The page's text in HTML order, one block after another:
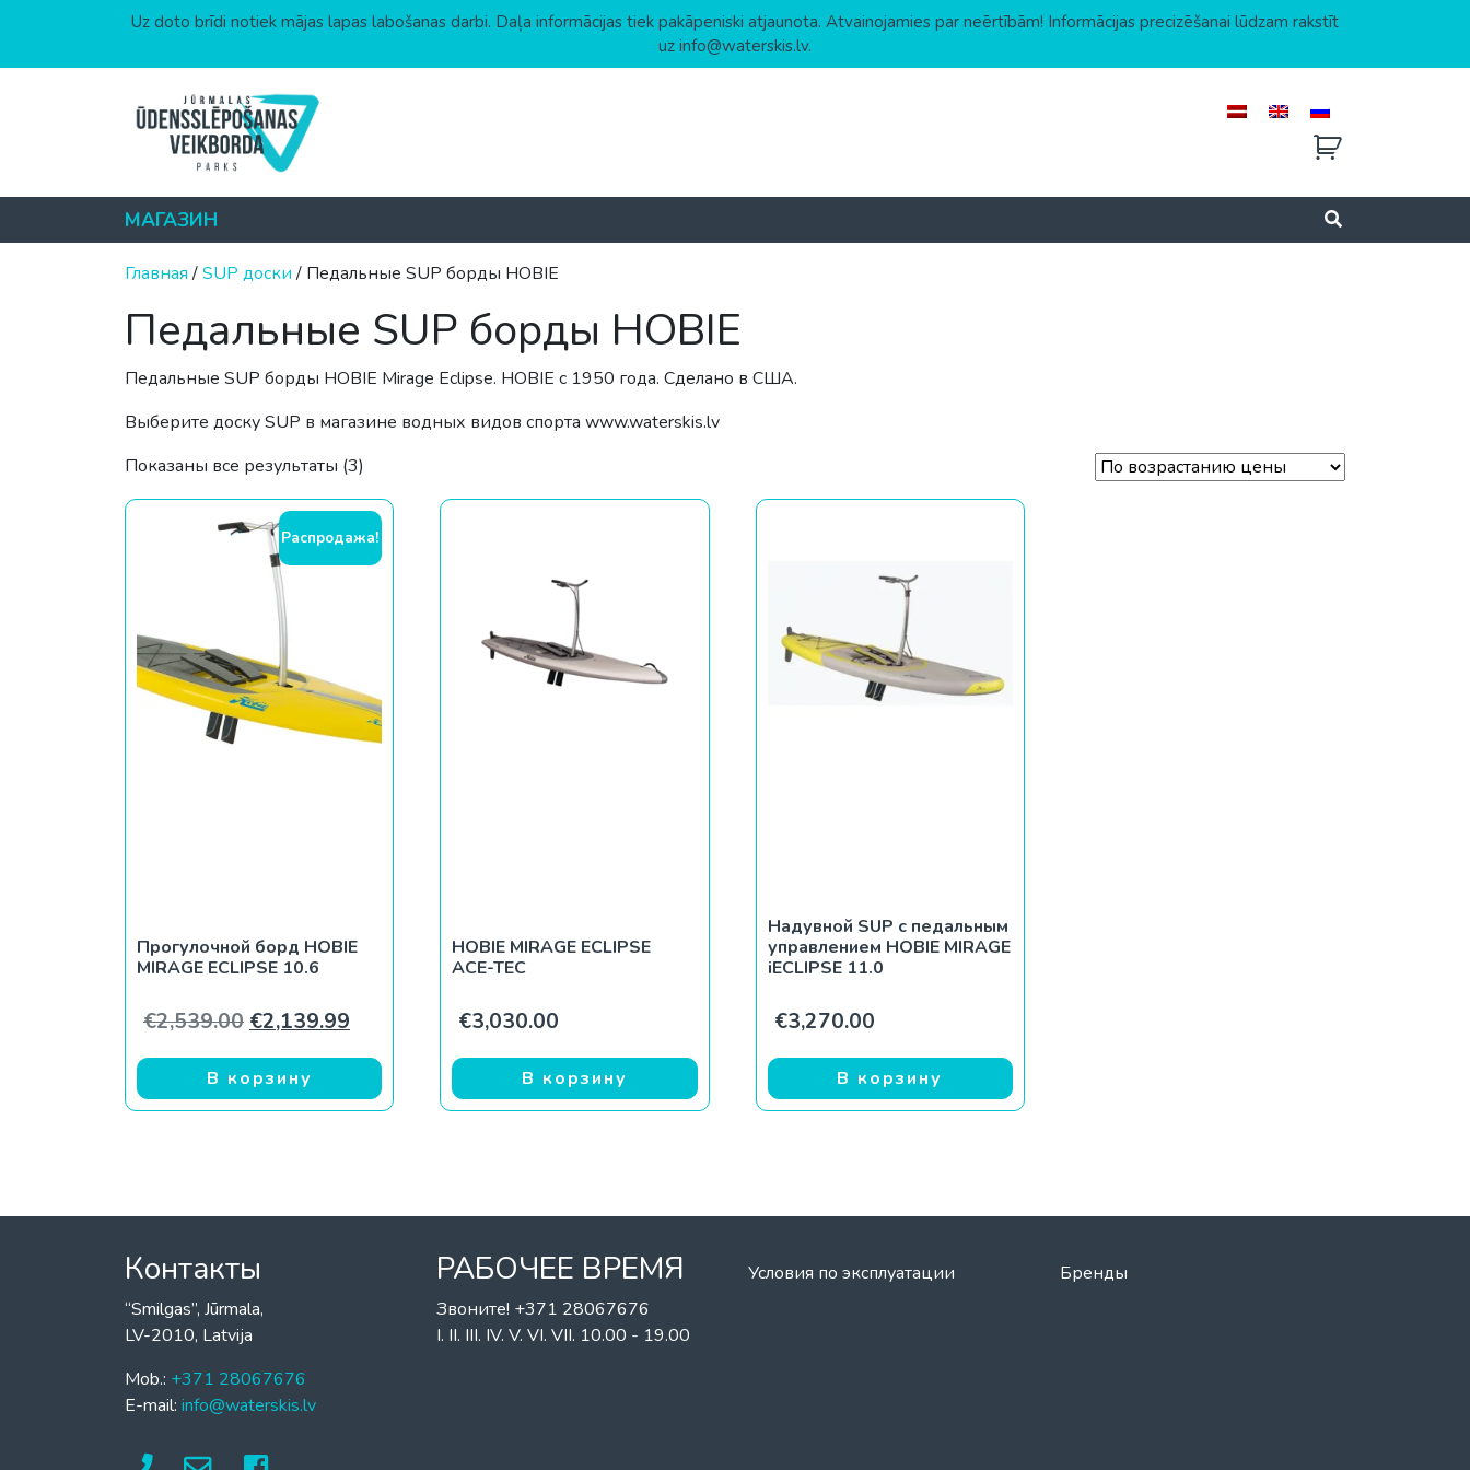
Uz doto brīdi notiek mājas lapas labošanas darbi. Daļa informācijas tiek pakāpeniski atjaunota. Atvainojamies par neērtībām! Informācijas precizēšanai lūdzam rakstīt
uz info@waterskis.lv.
МАГАЗИН
Главная/SUP доски/ Педальные SUP борды HOBIE
Педальные SUP борды HOBIE
Педальные SUP борды HOBIE Mirage Eclipse. HOBIE с 1950 года. Сделано в США.
Выберите доску SUP в магазине водных видов спорта www.waterskis.lv
Показаны все результаты (3)
Распродажа!
Прогулочной борд HOBIE
MIRAGE ECLIPSE 10.6
€2,539.00 Первоначальная цена составляла €2,539.00.
€2,139.99 Текущая цена: €2,139.99.
В корзину
HOBIE MIRAGE ECLIPSE
ACE-TEC
€3,030.00
В корзину
Надувной SUP с педальным
управлением HOBIE MIRAGE
iECLIPSE 11.0
€3,270.00
В корзину
Контакты
“Smilgas”, Jūrmala,
LV-2010, Latvija
Mob.: +371 28067676
E-mail: info@waterskis.lv
РАБОЧЕЕ ВРЕМЯ
Звоните! +371 28067676
I. II. III. IV. V. VI. VII. 10.00 - 19.00
Условия по эксплуатации Бренды